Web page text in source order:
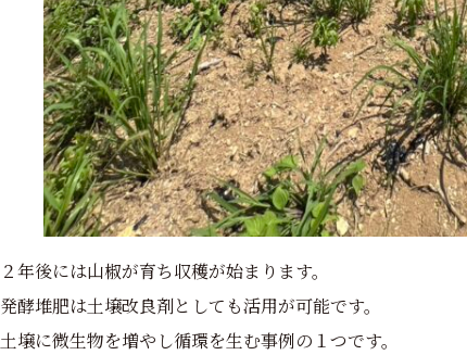
２年後には山椒が育ち収穫が始まります。
発酵堆肥は土壌改良剤としても活用が可能です。
土壌に微生物を増やし循環を生む事例の１つです。